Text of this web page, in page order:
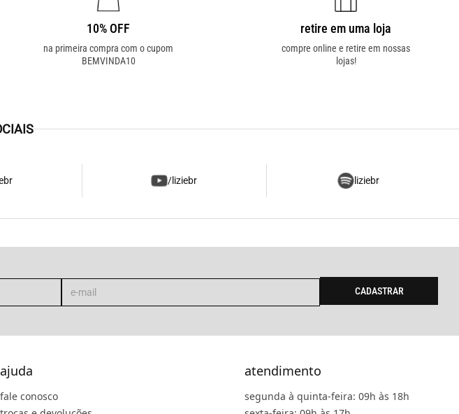
10% OFF
na primeira compra com o cupom
BEMVINDA10
retire em uma loja
compre online e retire em nossas
lojas!
/liziebr liziebr
CADASTRAR
ajuda
fale conosco
atendimento
segunda à quinta-feira: 09h às 18h